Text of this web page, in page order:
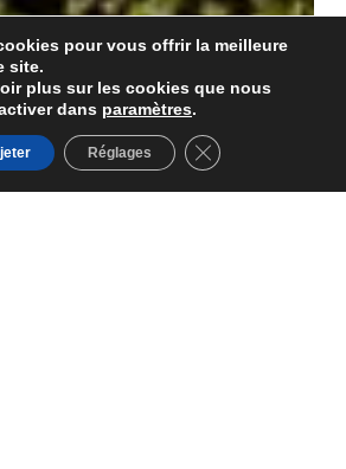
pour vous offrir la meilleure
site.
plus sur les cookies que nous
dans paramètres.
Réglages Fermer la